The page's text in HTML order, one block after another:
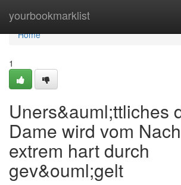
yourbookmarklist
Home
Home
1
Uners&auml;ttliches
Dame wird vom
extrem hart durch
gev&ouml;gelt